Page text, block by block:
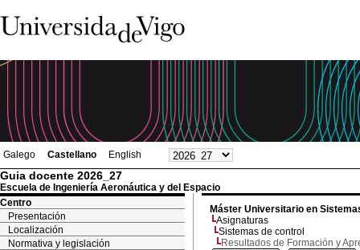
Galego Castellano English
Guia docente 2026_27
Escuela de Ingeniería Aeronáutica y del Espacio
Centro
Presentación
Localización
Normativa y legislación
Máster Universitario en
Asignaturas
Sistemas de control
Resultados de Formación y